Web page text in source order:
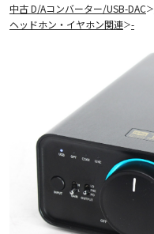
中古 D/Aコンバーター/USB-DAC＞
ヘッドホン・イヤホン関連＞-